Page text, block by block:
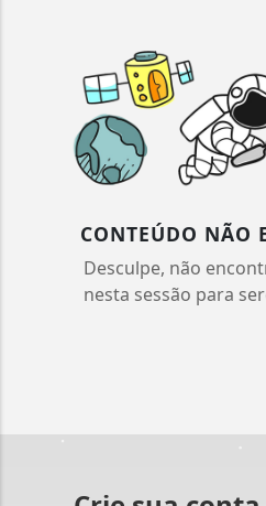
CONTEÚDO NÃO
Desculpe, não
nesta sessão para